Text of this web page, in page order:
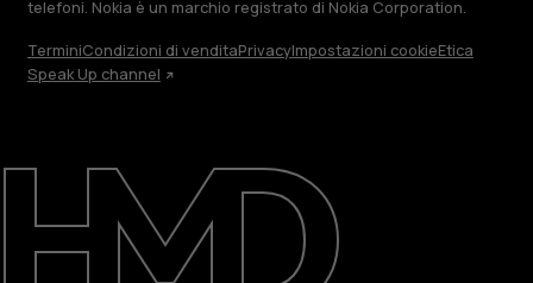
Ripara, riutilizza, ricicla
Sostenibilità
Assistenza
telefoni. Nokia è un marchio registrato di Nokia Corporation.
TerminiCondizioni di venditaPrivacyImpostazioni cookieEtica
Speak Up channel